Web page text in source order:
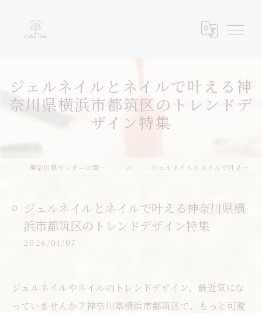
ジェルネイルとネイルで叶える神
奈川県横浜市都筑区のトレンドデ
ザイン特集
神奈川県センター北周辺のネイルならネイルサロンcalm tree コラム ジェルネイルとネイルで叶える神奈川県横浜市都筑区のトレンドデザイン特集
ジェルネイルとネイルで叶える神奈川県横
浜市都筑区のトレンドデザイン特集
2026/01/07
ジェルネイルやネイルのトレンドデザイン、最近気にな
っていませんか？神奈川県横浜市都筑区で、もっと可愛